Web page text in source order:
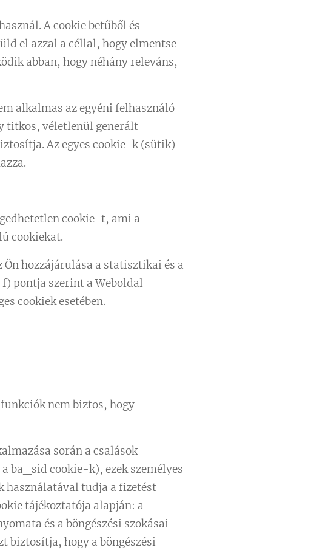
A cookie betűből és
el azzal a céllal, hogy elmentse
abban, hogy néhány releváns,
alkalmas az egyéni felhasználó
titkos, véletlenül generált
Az egyes cookie-k (sütik)
cookie-t, ami a
cookiekat.
Ön hozzájárulása a statisztikai és a
pontja szerint a Weboldal
cookiek esetében.
nem biztos, hogy
során a csalások
ba_sid cookie-k), ezek személyes
használatával tudja a fizetést
tájékoztatója alapján: a
és a böngészési szokásai
biztosítja, hogy a böngészési